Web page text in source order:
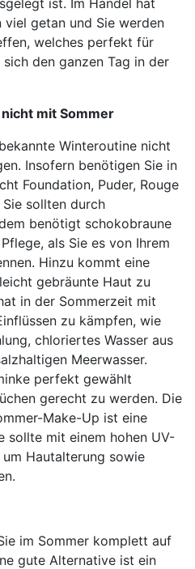
getan und Sie werden
welches perfekt für
den ganzen Tag in der
mit Sommer
Winteroutine nicht
Insofern benötigen Sie in
Foundation, Puder, Rouge
sollten durch
benötigt schokobraune
als Sie es von Ihrem
Hinzu kommt eine
gebräunte Haut zu
in der Sommerzeit mit
zu kämpfen, wie
chloriertes Wasser aus
Meerwasser.
perfekt gewählt
gerecht zu werden. Die
Make-Up ist eine
sollte mit einem hohen UV-
Hautalterung sowie
im Sommer komplett auf
gute Alternative ist ein